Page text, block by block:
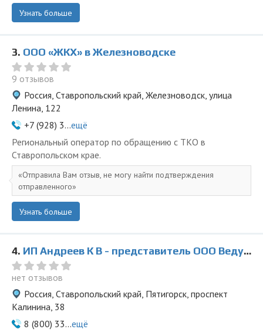
Узнать больше
3. ООО «ЖКХ» в Железноводске
9 отзывов
Россия, Ставропольский край, Железноводск, улица
Ленина, 122
+7 (928) 3...ещё
Региональный оператор по обращению с ТКО в
Ставропольском крае.
Отправила Вам отзыв, не могу найти подтверждения
отправленного
Узнать больше
4. ИП Андреев К В - представитель ООО Ведущая Утилизирующая Компания
нет отзывов
Россия, Ставропольский край, Пятигорск, проспект
Калинина, 38
8 (800) 33...ещё